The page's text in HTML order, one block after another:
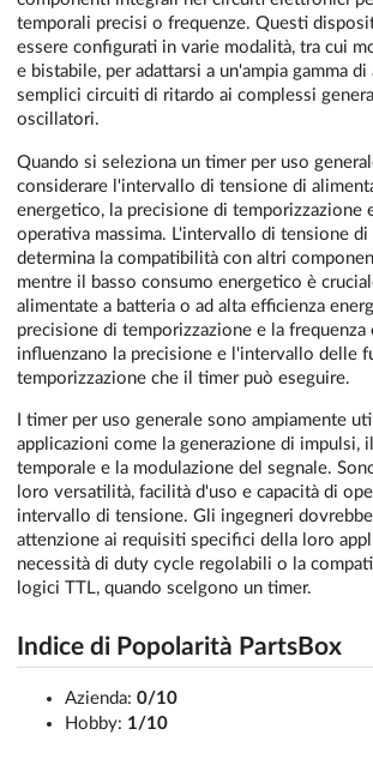
temporali precisi o frequenze. Questi
essere configurati in varie modalità, tra cui
e bistabile, per adattarsi a un'ampia gamma di
semplici circuiti di ritardo ai complessi
oscillatori.
Quando si seleziona un timer per uso
considerare l'intervallo di tensione di
energetico, la precisione di temporizzazione
operativa massima. L'intervallo di tensione
determina la compatibilità con altri
mentre il basso consumo energetico è
alimentate a batteria o ad alta efficienza
precisione di temporizzazione e la frequenza
influenzano la precisione e l'intervallo delle
temporizzazione che il timer può eseguire.
I timer per uso generale sono ampiamente
applicazioni come la generazione di impulsi,
temporale e la modulazione del segnale.
loro versatilità, facilità d'uso e capacità di
intervallo di tensione. Gli ingegneri
attenzione ai requisiti specifici della loro
necessità di duty cycle regolabili o la
logici TTL, quando scelgono un timer.
Indice di Popolarità PartsBox
Azienda: 0/10
Hobby: 1/10